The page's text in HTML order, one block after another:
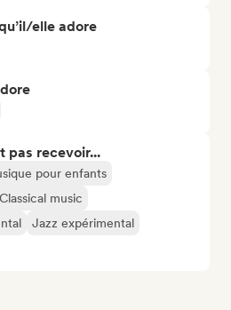
elle adore
pas recevoir...
pour enfants
Classical music
Jazz expérimental